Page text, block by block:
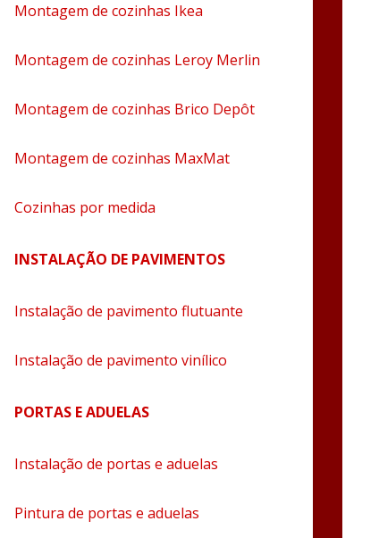
Montagem de cozinhas Ikea
Montagem de cozinhas Leroy Merlin
Montagem de cozinhas Brico Depôt
Montagem de cozinhas MaxMat
Cozinhas por medida
INSTALAÇÃO DE PAVIMENTOS
Instalação de pavimento flutuante
Instalação de pavimento vinílico
PORTAS E ADUELAS
Instalação de portas e aduelas
Pintura de portas e aduelas